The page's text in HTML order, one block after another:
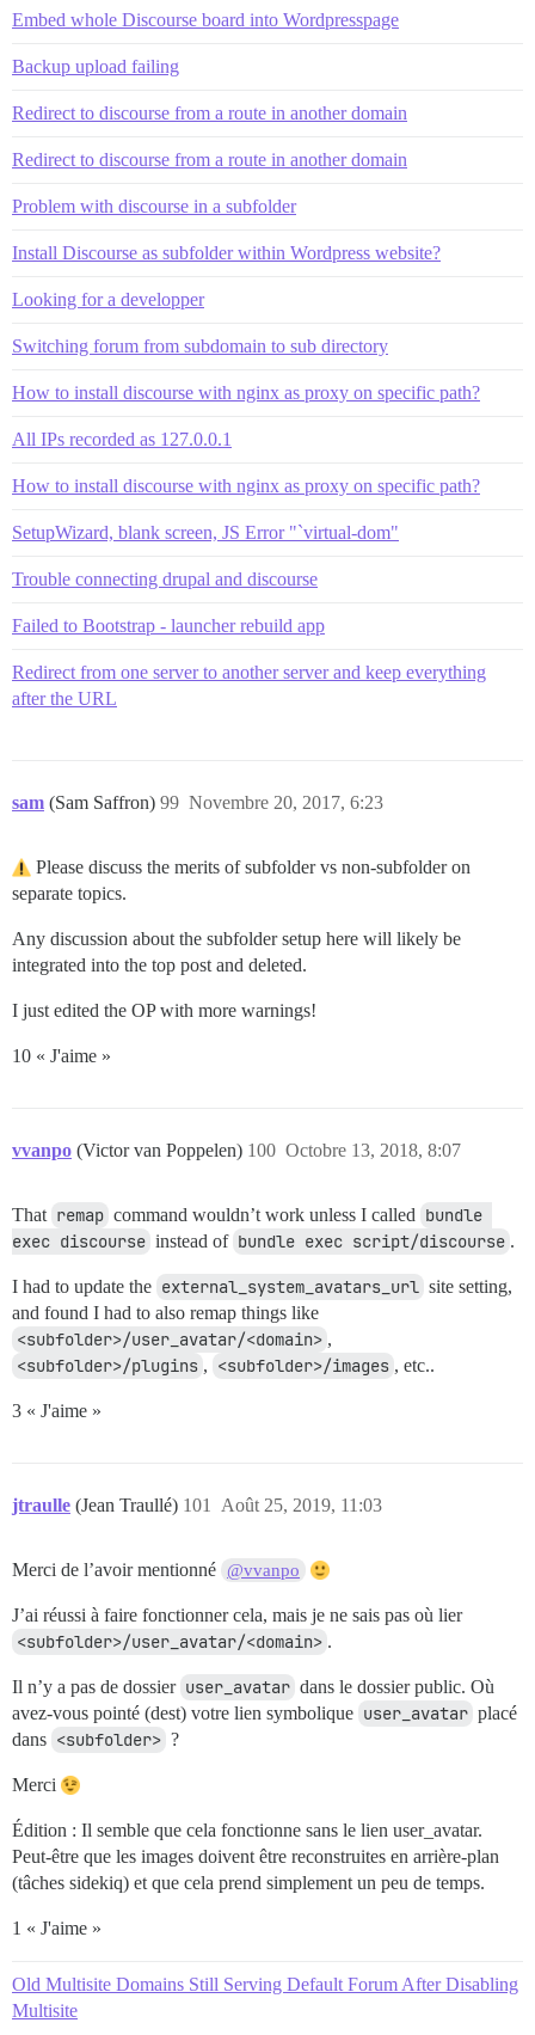
Embed whole Discourse board into Wordpresspage
Backup upload failing
Redirect to discourse from a route in another domain
Redirect to discourse from a route in another domain
Problem with discourse in a subfolder
Install Discourse as subfolder within Wordpress website?
Looking for a developper
Switching forum from subdomain to sub directory
How to install discourse with nginx as proxy on specific path?
All IPs recorded as 127.0.0.1
How to install discourse with nginx as proxy on specific path?
SetupWizard, blank screen, JS Error "`virtual-dom"
Trouble connecting drupal and discourse
Failed to Bootstrap - launcher rebuild app
Redirect from one server to another server and keep everything
after the URL
sam (Sam Saffron) Novembre 20, 2017, 6:23
99
Please discuss the merits of subfolder vs non-subfolder on
separate topics.
Any discussion about the subfolder setup here will likely be
integrated into the top post and deleted.
I just edited the OP with more warnings!
10 « J'aime »
vvanpo (Victor van Poppelen) Octobre 13, 2018, 8:07
100
That remap command wouldn’t work unless I called bundle
exec discourse instead of bundle exec script/discourse .
I had to update the external_system_avatars_url site setting,
and found I had to also remap things like
<subfolder>/user_avatar/<domain> ,
<subfolder>/plugins , <subfolder>/images , etc..
3 « J'aime »
jtraulle (Jean Traullé) Août 25, 2019, 11:03
101
Merci de l’avoir mentionné @vvanpo
J’ai réussi à faire fonctionner cela, mais je ne sais pas où lier
<subfolder>/user_avatar/<domain> .
Il n’y a pas de dossier user_avatar dans le dossier public. Où
avez-vous pointé (dest) votre lien symbolique user_avatar placé
dans <subfolder> ?
Merci
Édition : Il semble que cela fonctionne sans le lien user_avatar.
Peut-être que les images doivent être reconstruites en arrière-plan
(tâches sidekiq) et que cela prend simplement un peu de temps.
1 « J'aime »
Old Multisite Domains Still Serving Default Forum After Disabling
Multisite